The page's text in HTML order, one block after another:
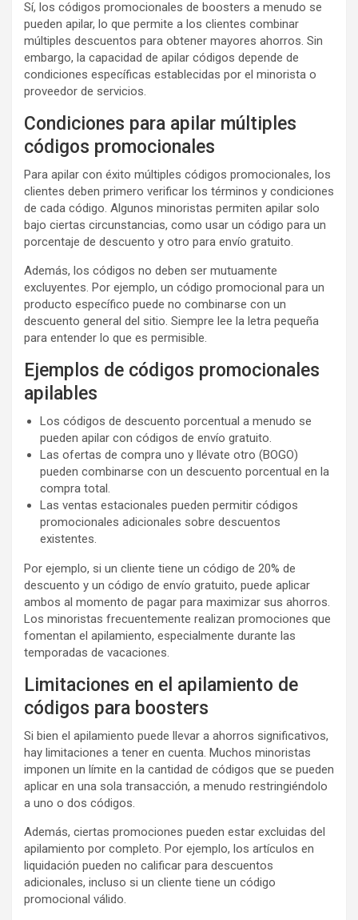
Sí, los códigos promocionales de boosters a menudo se
pueden apilar, lo que permite a los clientes combinar
múltiples descuentos para obtener mayores ahorros. Sin
embargo, la capacidad de apilar códigos depende de
condiciones específicas establecidas por el minorista o
proveedor de servicios.
Condiciones para apilar múltiples
códigos promocionales
Para apilar con éxito múltiples códigos promocionales, los
clientes deben primero verificar los términos y condiciones
de cada código. Algunos minoristas permiten apilar solo
bajo ciertas circunstancias, como usar un código para un
porcentaje de descuento y otro para envío gratuito.
Además, los códigos no deben ser mutuamente
excluyentes. Por ejemplo, un código promocional para un
producto específico puede no combinarse con un
descuento general del sitio. Siempre lee la letra pequeña
para entender lo que es permisible.
Ejemplos de códigos promocionales
apilables
Los códigos de descuento porcentual a menudo se
pueden apilar con códigos de envío gratuito.
Las ofertas de compra uno y llévate otro (BOGO)
pueden combinarse con un descuento porcentual en la
compra total.
Las ventas estacionales pueden permitir códigos
promocionales adicionales sobre descuentos
existentes.
Por ejemplo, si un cliente tiene un código de 20% de
descuento y un código de envío gratuito, puede aplicar
ambos al momento de pagar para maximizar sus ahorros.
Los minoristas frecuentemente realizan promociones que
fomentan el apilamiento, especialmente durante las
temporadas de vacaciones.
Limitaciones en el apilamiento de
códigos para boosters
Si bien el apilamiento puede llevar a ahorros significativos,
hay limitaciones a tener en cuenta. Muchos minoristas
imponen un límite en la cantidad de códigos que se pueden
aplicar en una sola transacción, a menudo restringiéndolo
a uno o dos códigos.
Además, ciertas promociones pueden estar excluidas del
apilamiento por completo. Por ejemplo, los artículos en
liquidación pueden no calificar para descuentos
adicionales, incluso si un cliente tiene un código
promocional válido.